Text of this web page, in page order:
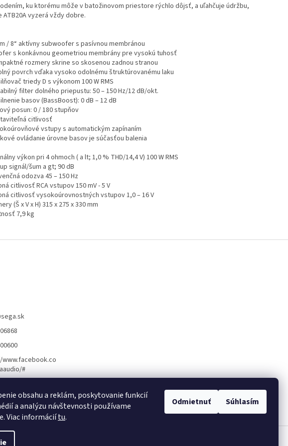
obsahu a reklám, poskytovanie funkcií
a analýzu návštevnosti používame
Viac informáciítu.
Odmietnuť Súhlasím
ku ktorému môže v batožinovom priestore rýchlo dôjsť, a uľahčuje údržbu,
ATB20A vyzerá vždy dobre.
/ 8“ aktívny subwoofer s pasívnou membránou
s konkávnou geometriou membrány pre vysokú tuhosť
rozmery skrine so skosenou zadnou stranou
povrch vďaka vysoko odolnému štruktúrovanému laku
triedy D s výkonom 100 W RMS
filter dolného priepustu: 50 – 150 Hz/12 dB/okt.
basov (BassBoost): 0 dB – 12 dB
posun: 0 / 180 stupňov
citlivosť
vstupy s automatickým zapínaním
ovládanie úrovne basov je súčasťou balenia
výkon pri 4 ohmoch ( a lt; 1,0 % THD/14,4 V) 100 W RMS
signál/šum a gt; 90 dB
odozva 45 – 150 Hz
citlivosť RCA vstupov 150 mV - 5 V
citlivosť vysokoúrovnostných vstupov 1,0 – 16 V
(Š x V x H) 315 x 275 x 330 mm
7,9 kg
sega.sk
#
montáže ] [ Obchodné podmienky ] [ Ochrana osobných údajov GDRP ]